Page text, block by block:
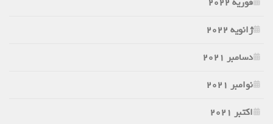
ژانویه 2022
دسامبر 2021
نوامبر 2021
اکتبر 2021